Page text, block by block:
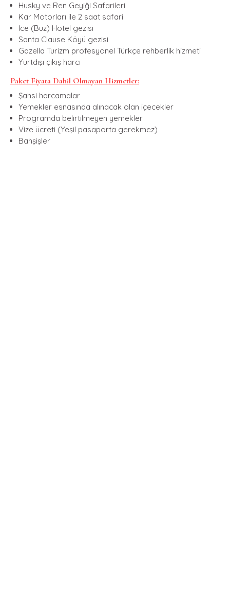
Husky ve Ren Geyiği Safarileri
Kar Motorları ile 2 saat safari
Ice (Buz) Hotel gezisi
Santa Clause Köyü gezisi
Gazella Turizm profesyonel Türkçe rehberlik hizmeti
Yurtdışı çıkış harcı
Paket Fiyata Dahil Olmayan Hizmetler:
Şahsi harcamalar
Yemekler esnasında alınacak olan içecekler
Programda belirtilmeyen yemekler
Vize ücreti (Yeşil pasaporta gerekmez)
Bahşişler